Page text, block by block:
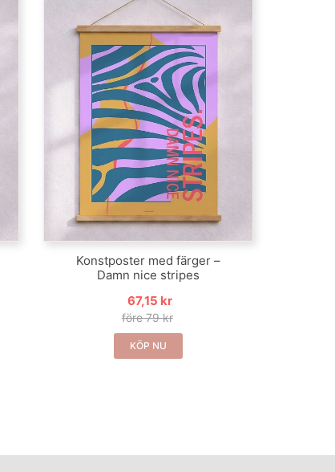
Konstposter med färger –
Damn nice stripes
67,15 kr
före 79 kr
KÖP NU